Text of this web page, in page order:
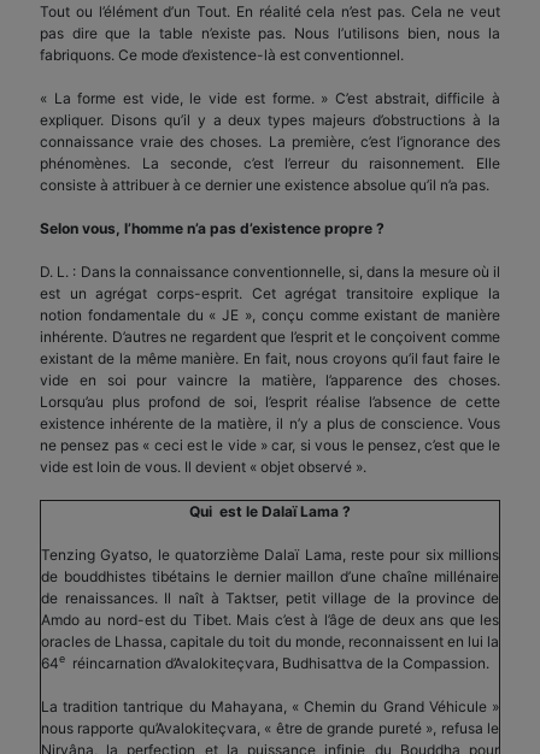
Tout ou l’élément d’un Tout. En réalité cela n’est pas. Cela ne veut
pas dire que la table n’existe pas. Nous l’utilisons bien, nous la
fabriquons. Ce mode d’existence-là est conventionnel.
« La forme est vide, le vide est forme. » C’est abstrait, difficile à
expliquer. Disons qu’il y a deux types majeurs d’obstructions à la
connaissance vraie des choses. La première, c’est l’ignorance des
phénomènes. La seconde, c’est l’erreur du raisonnement. Elle
consiste à attribuer à ce dernier une existence absolue qu’il n’a pas.
Selon vous, l’homme n’a pas d’existence propre ?
D. L. : Dans la connaissance conventionnelle, si, dans la mesure où il
est un agrégat corps-esprit. Cet agrégat transitoire explique la
notion fondamentale du « JE », conçu comme existant de manière
inhérente. D’autres ne regardent que l’esprit et le conçoivent comme
existant de la même manière. En fait, nous croyons qu’il faut faire le
vide en soi pour vaincre la matière, l’apparence des choses.
Lorsqu’au plus profond de soi, l’esprit réalise l’absence de cette
existence inhérente de la matière, il n’y a plus de conscience. Vous
ne pensez pas « ceci est le vide » car, si vous le pensez, c’est que le
vide est loin de vous. Il devient « objet observé ».
Qui est le Dalaï Lama ?
Tenzing Gyatso, le quatorzième Dalaï Lama, reste pour six millions
de bouddhistes tibétains le dernier maillon d’une chaîne millénaire
de renaissances. Il naît à Taktser, petit village de la province de
Amdo au nord-est du Tibet. Mais c’est à l’âge de deux ans que les
oracles de Lhassa, capitale du toit du monde, reconnaissent en lui la
64e réincarnation d’Avalokiteçvara, Budhisattva de la Compassion.
La tradition tantrique du Mahayana, « Chemin du Grand Véhicule »
nous rapporte qu’Avalokiteçvara, « être de grande pureté », refusa le
Nirvâna, la perfection et la puissance infinie du Bouddha pour